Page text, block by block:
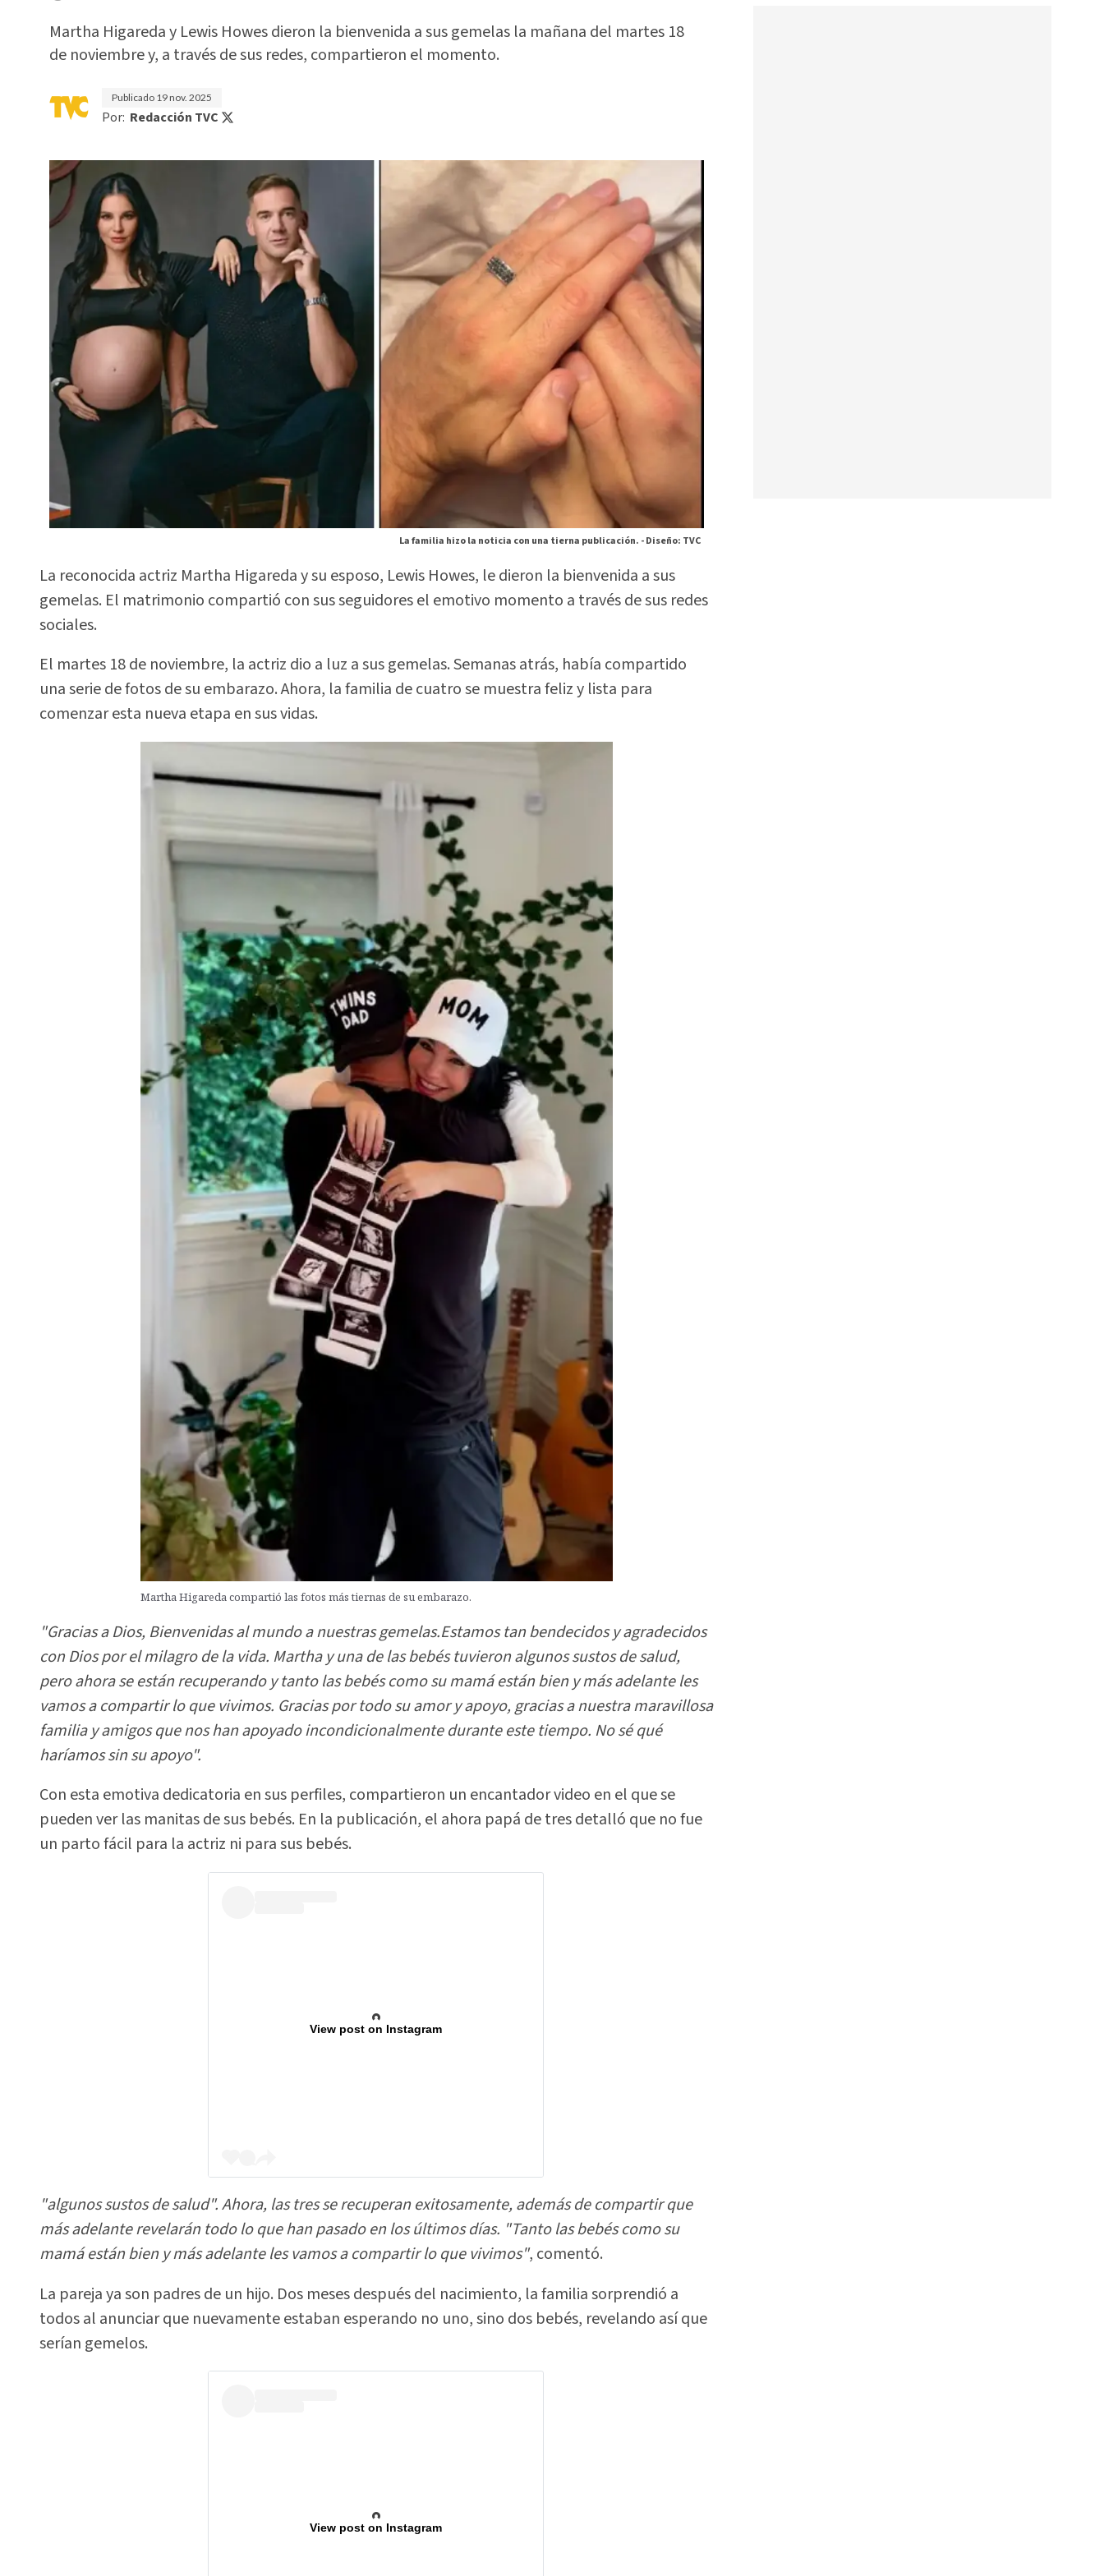
Martha Higareda y Lewis Howes dieron la bienvenida a sus gemelas la mañana del martes 18
de noviembre y, a través de sus redes, compartieron el momento.
Publicado 19 nov. 2025
Por: Redacción TVC
La familia hizo la noticia con una tierna publicación. -Diseño: TVC
La reconocida actriz Martha Higareda y su esposo, Lewis Howes, le dieron la bienvenida a sus
gemelas. El matrimonio compartió con sus seguidores el emotivo momento a través de sus redes
sociales.
El martes 18 de noviembre, la actriz dio a luz a sus gemelas. Semanas atrás, había compartido
una serie de fotos de su embarazo. Ahora, la familia de cuatro se muestra feliz y lista para
comenzar esta nueva etapa en sus vidas.
Martha Higareda compartió las fotos más tiernas de su embarazo.
"Gracias a Dios, Bienvenidas al mundo a nuestras gemelas.Estamos tan bendecidos y agradecidos
con Dios por el milagro de la vida. Martha y una de las bebés tuvieron algunos sustos de salud,
pero ahora se están recuperando y tanto las bebés como su mamá están bien y más adelante les
vamos a compartir lo que vivimos. Gracias por todo su amor y apoyo, gracias a nuestra maravillosa
familia y amigos que nos han apoyado incondicionalmente durante este tiempo. No sé qué
haríamos sin su apoyo".
Con esta emotiva dedicatoria en sus perfiles, compartieron un encantador video en el que se
pueden ver las manitas de sus bebés. En la publicación, el ahora papá de tres detalló que no fue
un parto fácil para la actriz ni para sus bebés.
View post on Instagram
"algunos sustos de salud". Ahora, las tres se recuperan exitosamente, además de compartir que
más adelante revelarán todo lo que han pasado en los últimos días. "Tanto las bebés como su
mamá están bien y más adelante les vamos a compartir lo que vivimos", comentó.
La pareja ya son padres de un hijo. Dos meses después del nacimiento, la familia sorprendió a
todos al anunciar que nuevamente estaban esperando no uno, sino dos bebés, revelando así que
serían gemelos.
View post on Instagram